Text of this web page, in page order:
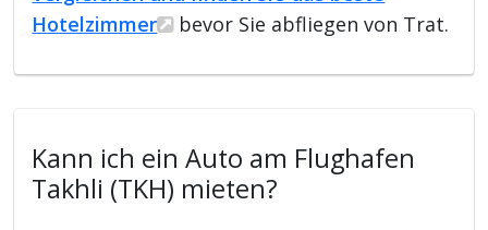
Hotelzimmer
bevor Sie abfliegen von Trat.
Kann ich ein Auto am Flughafen
Takhli (TKH) mieten?